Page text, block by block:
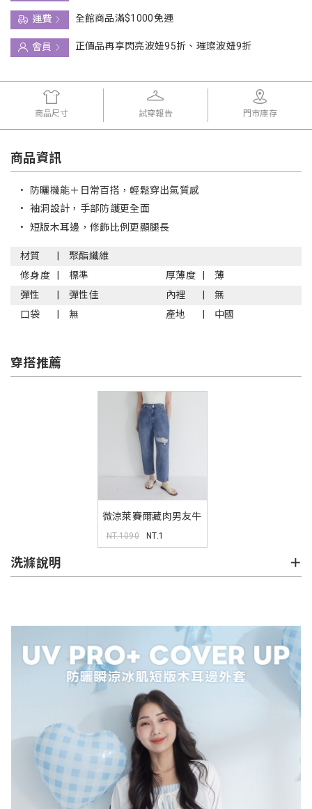
運費
全館商品滿$1000免運
會員
正價品再享閃亮波妞95折、璀璨波妞9折
商品尺寸 試穿報告 門市庫存
商品資訊
• 防曬機能＋日常百搭，輕鬆穿出氣質感
• 袖洞設計，手部防護更全面
• 短版木耳邊，修飾比例更顯腿長
材質
聚酯纖維
修身度
標準 厚薄度
薄
彈性
彈性佳 內裡
無
口袋
無 產地 中國
穿搭推薦
微涼萊賽爾藏肉男友牛
仔褲
NT.1090 NT.1
洗滌說明